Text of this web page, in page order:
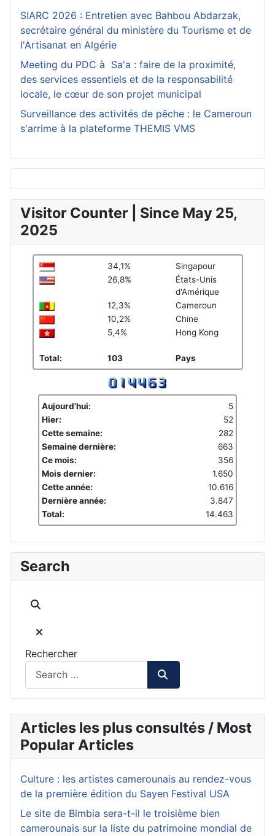
SIARC 2026 : Entretien avec Bahbou Abdarzak,
secrétaire général du ministère du Tourisme et de
l'Artisanat en Algérie
Meeting du PDC à Sa'a : faire de la proximité,
des services essentiels et de la responsabilité
locale, le cœur de son projet municipal
Surveillance des activités de pêche : le Cameroun
s'arrime à la plateforme THEMIS VMS
Visitor Counter | Since May 25,
2025
34,1%
Singapour
26,8%
États-Unis
d'Amérique
12,3%
Cameroun
10,2%
Chine
5,4%
Hong Kong
Total: 103 Pays
Aujourd'hui:
5
Hier:
52
Cette semaine:
282
Semaine dernière:
663
Ce mois:
356
Mois dernier:
1.650
Cette année:
10.616
Dernière année:
3.847
Total:
14.463
Search
Rechercher
Articles les plus consultés / Most
Popular Articles
Culture : les artistes camerounais au rendez-vous
de la première édition du Sayen Festival USA
Le site de Bimbia sera-t-il le troisième bien
camerounais sur la liste du patrimoine mondial de